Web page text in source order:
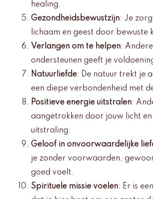
healing.
Gezondheidsbewustzijn: Je
lichaam en geest door bewuste
Verlangen om te helpen:
ondersteunen geeft je
Natuurliefde: De natuur trekt je
een diepe verbondenheid met
Positieve energie uitstralen:
aangetrokken door jouw licht
uitstraling.
Geloof in onvoorwaardelijke
je zonder voorwaarden,
goed voelt.
Spirituele missie voelen: Er is